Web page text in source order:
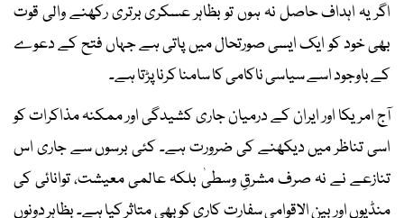
اگر یہ اہداف حاصل نہ ہوں تو بظاہر عسکری برتری رکھنے والی قوت
بھی خود کو ایک ایسی صورتحال میں پاتی ہے جہاں فتح کے دعوے
کے باوجود اسے سیاسی ناکامی کا سامنا کرنا پڑتا ہے۔
آج امریکا اور ایران کے درمیان جاری کشیدگی اور ممکنہ مذاکرات کو
اسی تناظر میں دیکھنے کی ضرورت ہے۔ کئی برسوں سے جاری اس
تنازعے نے نہ صرف مشرقِ وسطیٰ بلکہ عالمی معیشت، توانائی کی
منڈیوں اور بین الاقوامی سفارت کاری کو بھی متاثر کیا ہے۔ بظاہر دونوں